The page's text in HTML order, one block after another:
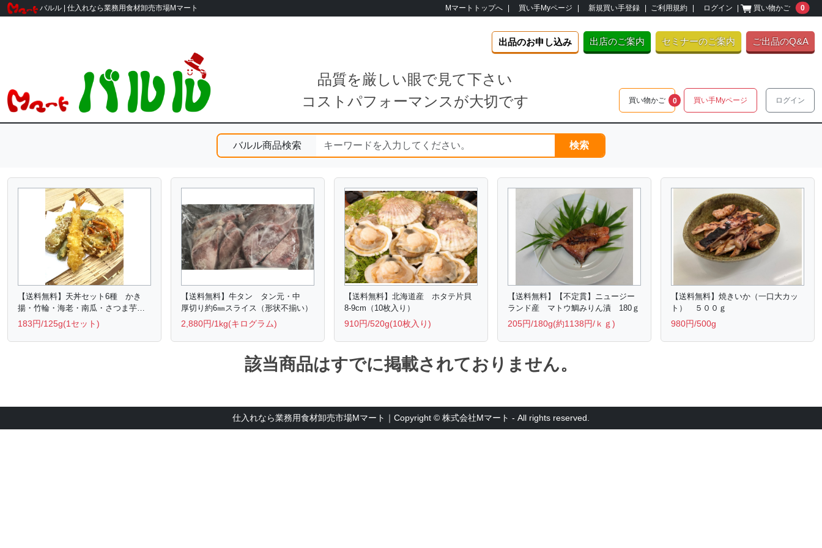
バルル | 仕入れなら業務用食材卸売市場Mマート Mマートトップへ 買い手Myページ 新規買い手登録 ご利用規約 ログイン 買い物かご 0
出品のお申し込み 出店のご案内 セミナーのご案内 ご出品のQ&A
品質を厳しい眼で見て下さい
コストパフォーマンスが大切です
買い物かご 0unread messages
買い手Myページ ログイン
バルル商品検索 検索
【送料無料】天丼セット6種 かき
揚・竹輪・海老・南瓜・さつま芋・
いんげん
183円/125g(1セット)
【送料無料】牛タン タン元・中
厚切り約6㎜スライス（形状不揃い）
2,880円/1kg(キログラム)
【送料無料】北海道産 ホタテ片貝
8-9cm（10枚入り）
910円/520g(10枚入り)
【送料無料】【不定貫】ニュージー
ランド産 マトウ鯛みりん漬 180ｇ
205円/180g(約1138円/ｋｇ)
【送料無料】焼きいか（一口大カッ
ト） ５００ｇ
980円/500g
該当商品はすでに掲載されておりません。
仕入れなら業務用食材卸売市場Mマート｜Copyright © 株式会社Mマート - All rights reserved.